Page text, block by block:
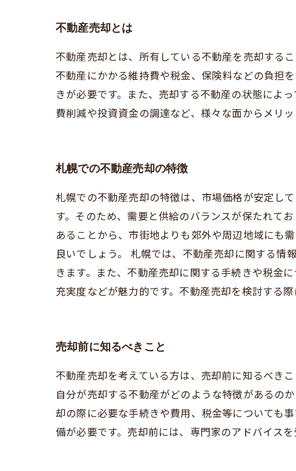
不動産売却とは
不動産売却とは、所有している不動産を売却する
不動産にかかる維持費や税金、保険料などの負担
きが必要です。また、売却する不動産の状態によ
費削減や投資資金の調達など、様々な面からメリ
札幌での不動産売却の特徴
札幌での不動産売却の特徴は、市場価格が安定し
す。そのため、需要と供給のバランスが保たれて
あることから、市街地よりも郊外や周辺地域にも
良いでしょう。 札幌では、不動産売却に関する情
きます。また、不動産売却に関する手続きや税金
充実度などが魅力的です。不動産売却を検討する
売却前に知るべきこと
不動産売却を考えている方は、売却前に知るべき
自分が売却する不動産がどのような特徴があるの
却の際に必要な手続きや費用、税金等についても
備が必要です。売却前には、専門家のアドバイスを